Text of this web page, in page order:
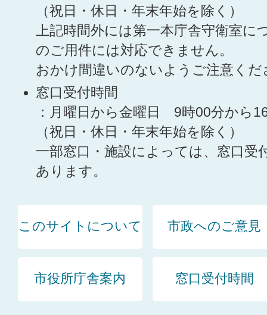
（祝日・休日・年末年始を除く）
上記時間外には第一本庁舎守衛室に
のご用件には対応できません。
おかけ間違いのないようご注意くだ
窓口受付時間
：月曜日から金曜日 9時00分から
（祝日・休日・年末年始を除く）
一部窓口・施設によっては、窓口受
あります。
このサイトについて 市政へのご意見
市役所庁舎案内 窓口受付時間